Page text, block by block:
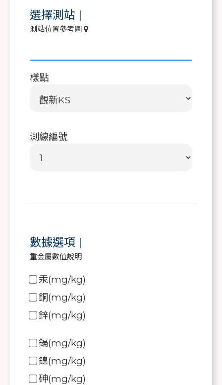
選擇測站 |
測站位置參考圖
樣點
測線編號
數據選項 |
重金屬數值說明
汞(mg/kg)
銅(mg/kg)
鋅(mg/kg)
鎘(mg/kg)
鎳(mg/kg)
砷(mg/kg)